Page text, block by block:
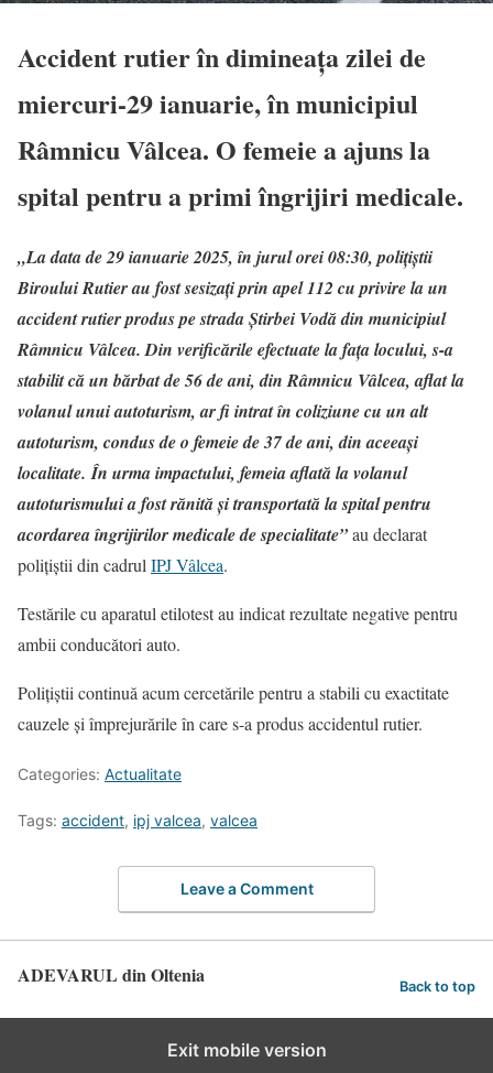
Accident rutier în dimineața zilei de
miercuri-29 ianuarie, în municipiul
Râmnicu Vâlcea. O femeie a ajuns la
spital pentru a primi îngrijiri medicale.
„La data de 29 ianuarie 2025, în jurul orei 08:30, polițiștii
Biroului Rutier au fost sesizați prin apel 112 cu privire la un
accident rutier produs pe strada Știrbei Vodă din municipiul
Râmnicu Vâlcea. Din verificările efectuate la fața locului, s-a
stabilit că un bărbat de 56 de ani, din Râmnicu Vâlcea, aflat la
volanul unui autoturism, ar fi intrat în coliziune cu un alt
autoturism, condus de o femeie de 37 de ani, din aceeași
localitate. În urma impactului, femeia aflată la volanul
autoturismului a fost rănită și transportată la spital pentru
acordarea îngrijirilor medicale de specialitate”au declarat
polițiștii din cadrul IPJ Vâlcea.
Testările cu aparatul etilotest au indicat rezultate negative pentru
ambii conducători auto.
Polițiștii continuă acum cercetările pentru a stabili cu exactitate
cauzele și împrejurările în care s-a produs accidentul rutier.
Categories: Actualitate
Tags: accident, ipj valcea, valcea
Leave a Comment
ADEVARUL din Oltenia Back to top
Exit mobile version